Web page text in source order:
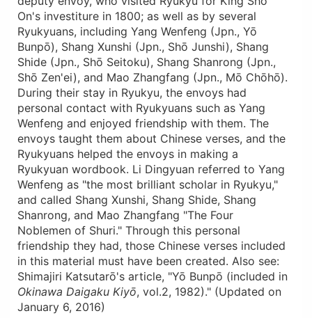
On's investiture in 1800; as well as by several
Ryukyuans, including Yang Wenfeng (Jpn., Yō
Bunpō), Shang Xunshi (Jpn., Shō Junshi), Shang
Shide (Jpn., Shō Seitoku), Shang Shanrong (Jpn.,
Shō Zen'ei), and Mao Zhangfang (Jpn., Mō Chōhō).
During their stay in Ryukyu, the envoys had
personal contact with Ryukyuans such as Yang
Wenfeng and enjoyed friendship with them. The
envoys taught them about Chinese verses, and the
Ryukyuans helped the envoys in making a
Ryukyuan wordbook. Li Dingyuan referred to Yang
Wenfeng as "the most brilliant scholar in Ryukyu,"
and called Shang Xunshi, Shang Shide, Shang
Shanrong, and Mao Zhangfang "The Four
Noblemen of Shuri." Through this personal
friendship they had, those Chinese verses included
in this material must have been created. Also see:
Shimajiri Katsutarō's article, "Yō Bunpō (included in
Okinawa Daigaku Kiyō, vol.2, 1982)." (Updated on
January 6, 2016)